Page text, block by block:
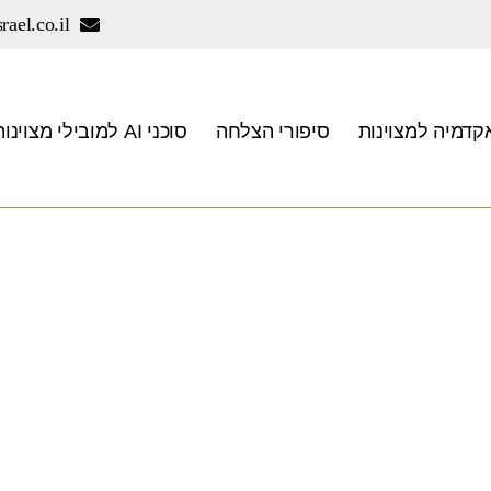
למצוינות סיפורי הצלחה סוכני AI למובילי מצוינות